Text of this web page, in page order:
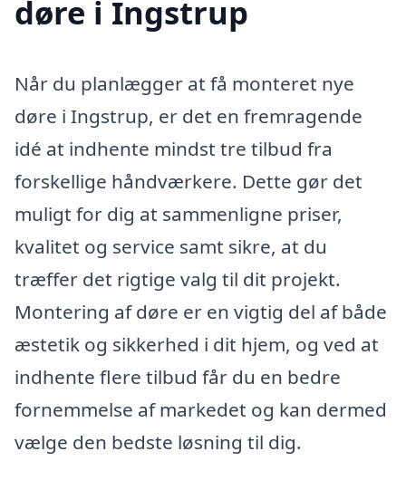
døre i Ingstrup
Når du planlægger at få monteret nye
døre i Ingstrup, er det en fremragende
idé at indhente mindst tre tilbud fra
forskellige håndværkere. Dette gør det
muligt for dig at sammenligne priser,
kvalitet og service samt sikre, at du
træffer det rigtige valg til dit projekt.
Montering af døre er en vigtig del af både
æstetik og sikkerhed i dit hjem, og ved at
indhente flere tilbud får du en bedre
fornemmelse af markedet og kan dermed
vælge den bedste løsning til dig.